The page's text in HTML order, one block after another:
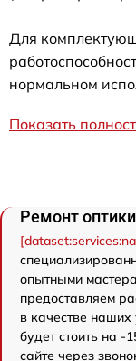
Для
нормальном
Показать
Ремонт
опытными
предоставляем
в качестве наших
будет стоить на
сайте через